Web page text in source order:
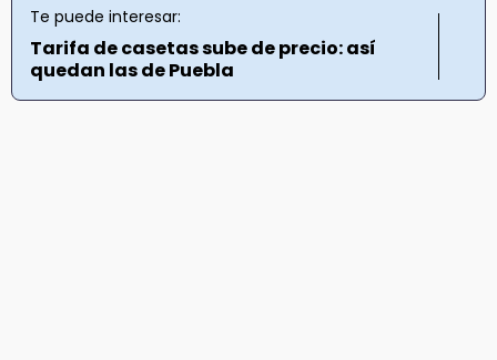
Te puede interesar:
Tarifa de casetas sube de precio: así
quedan las de Puebla